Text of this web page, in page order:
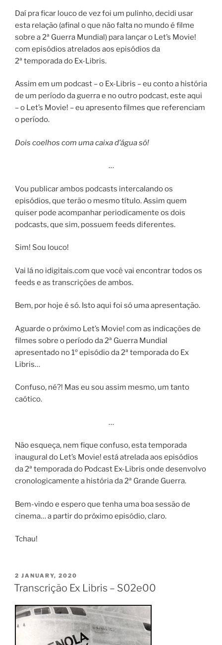
Daí pra ficar louco de vez foi um pulinho, decidi usar
esta relação (afinal o que não falta no mundo é filme
sobre a 2ª Guerra Mundial) para lançar o Let’s Movie!
com episódios atrelados aos episódios da
2ª temporada do Ex-Libris.
Assim em um podcast – o Ex-Libris – eu conto a história
de um período da guerra e no outro podcast, este aqui
– o Let’s Movie! – eu apresento filmes que referenciam
o período.
Dois coelhos com uma caixa d’água só!
…
Vou publicar ambos podcasts intercalando os
episódios, que terão o mesmo título. Assim quem
quiser pode acompanhar periodicamente os dois
podcasts, que sim, possuem feeds diferentes.
Sim! Sou louco!
Vai lá no idigitais.com que você vai encontrar todos os
feeds e as transcrições de ambos.
Bem, por hoje é só. Isto aqui foi só uma apresentação.
Aguarde o próximo Let’s Movie! com as indicações de
filmes sobre o período da 2ª Guerra Mundial
apresentado no 1º episódio da 2ª temporada do Ex
Libris…
Confuso, né?! Mas eu sou assim mesmo, um tanto
caótico.
…
Não esqueça, nem fique confuso, esta temporada
inaugural do Let’s Movie! está atrelada aos episódios
da 2ª temporada do Podcast Ex-Libris onde desenvolvo
cronologicamente a história da 2ª Grande Guerra.
Bem-vindo e espero que tenha uma boa sessão de
cinema… a partir do próximo episódio, claro.
Tchau!
POSTED
ON
2 JANUARY, 2020
Transcrição Ex Libris – S02e00